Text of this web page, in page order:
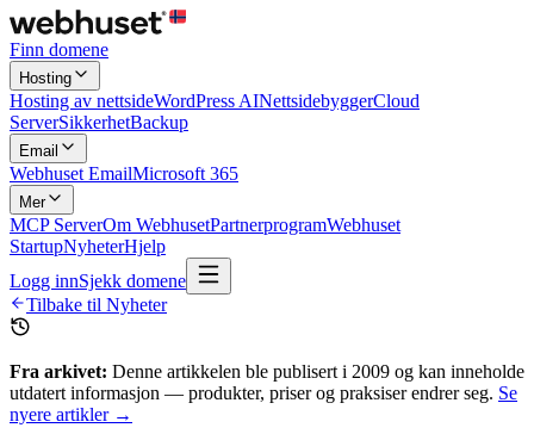
Finn domene
Hosting
Hosting av nettsideWordPress AINettsidebyggerCloud
ServerSikkerhetBackup
Email
Webhuset EmailMicrosoft 365
Mer
MCP ServerOm WebhusetPartnerprogramWebhuset
StartupNyheterHjelp
Logg innSjekk domene
Tilbake til Nyheter
Fra arkivet: Denne artikkelen ble publisert i 2009 og kan inneholde
utdatert informasjon — produkter, priser og praksiser endrer seg. Se
nyere artikler →